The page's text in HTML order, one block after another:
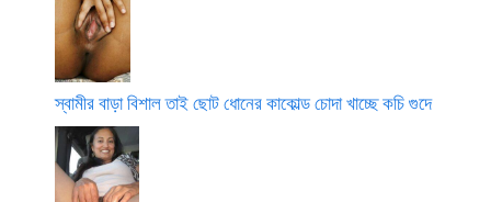
স্বামীর বাড়া বিশাল তাই ছোট ধোনের কাকোল্ড চোদা খাচ্ছে কচি গুদে